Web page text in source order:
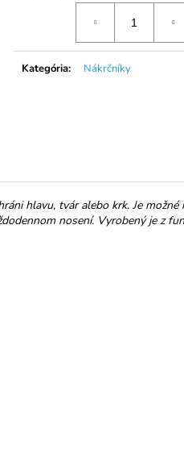
Kategória: Nákrčníky
hlavu, tvár alebo krk. Je
nosení. Vyrobený je z
32% ČOKOLÁDE